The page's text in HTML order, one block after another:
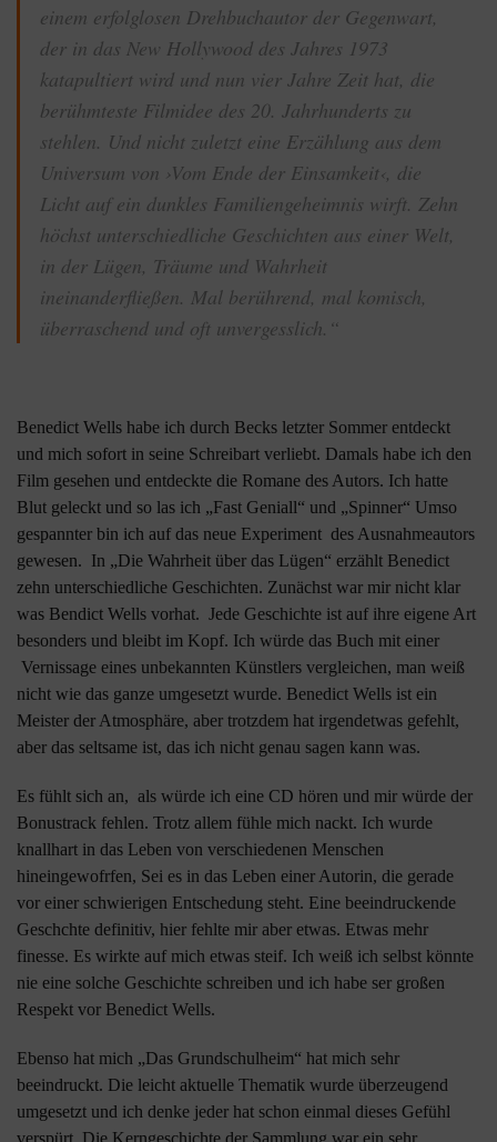
einem erfolglosen Drehbuchautor der Gegenwart,
der in das New Hollywood des Jahres 1973
katapultiert wird und nun vier Jahre Zeit hat, die
berühmteste Filmidee des 20. Jahrhunderts zu
stehlen. Und nicht zuletzt eine Erzählung aus dem
Universum von ›Vom Ende der Einsamkeit‹, die
Licht auf ein dunkles Familiengeheimnis wirft. Zehn
höchst unterschiedliche Geschichten aus einer Welt,
in der Lügen, Träume und Wahrheit
ineinanderfließen. Mal berührend, mal komisch,
überraschend und oft unvergesslich.“
Benedict Wells habe ich durch Becks letzter Sommer entdeckt
und mich sofort in seine Schreibart verliebt. Damals habe ich den
Film gesehen und entdeckte die Romane des Autors. Ich hatte
Blut geleckt und so las ich „Fast Geniall“ und „Spinner“ Umso
gespannter bin ich auf das neue Experiment des Ausnahmeautors
gewesen. In „Die Wahrheit über das Lügen“ erzählt Benedict
zehn unterschiedliche Geschichten. Zunächst war mir nicht klar
was Bendict Wells vorhat. Jede Geschichte ist auf ihre eigene Art
besonders und bleibt im Kopf. Ich würde das Buch mit einer
Vernissage eines unbekannten Künstlers vergleichen, man weiß
nicht wie das ganze umgesetzt wurde. Benedict Wells ist ein
Meister der Atmosphäre, aber trotzdem hat irgendetwas gefehlt,
aber das seltsame ist, das ich nicht genau sagen kann was.
Es fühlt sich an, als würde ich eine CD hören und mir würde der
Bonustrack fehlen. Trotz allem fühle mich nackt. Ich wurde
knallhart in das Leben von verschiedenen Menschen
hineingewofrfen, Sei es in das Leben einer Autorin, die gerade
vor einer schwierigen Entschedung steht. Eine beeindruckende
Geschchte definitiv, hier fehlte mir aber etwas. Etwas mehr
finesse. Es wirkte auf mich etwas steif. Ich weiß ich selbst könnte
nie eine solche Geschichte schreiben und ich habe ser großen
Respekt vor Benedict Wells.
Ebenso hat mich „Das Grundschulheim“ hat mich sehr
beeindruckt. Die leicht aktuelle Thematik wurde überzeugend
umgesetzt und ich denke jeder hat schon einmal dieses Gefühl
verspürt. Die Kerngeschichte der Sammlung war ein sehr